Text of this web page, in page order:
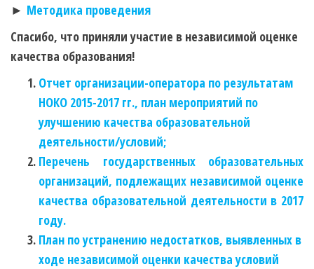
► Методика проведения
Спасибо, что приняли участие в независимой оценке
качества образования!
Отчет организации-оператора по результатам
НОКО 2015-2017 гг., план мероприятий по
улучшению качества образовательной
деятельности/условий;
Перечень государственных образовательных
организаций, подлежащих независимой оценке
качества образовательной деятельности в 2017
году.
План по устранению недостатков, выявленных в
ходе независимой оценки качества условий